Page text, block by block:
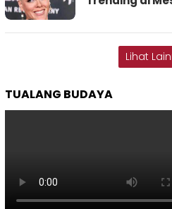
Lihat
TUALANG BUDAYA